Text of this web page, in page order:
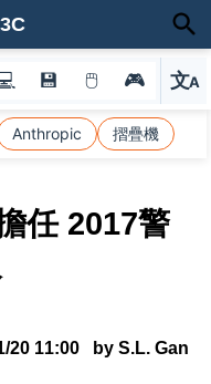
💾 🖱 🎮 文A
選
Anthropic 摺疊機
任 2017警
20 11:00 by S.L. Gan